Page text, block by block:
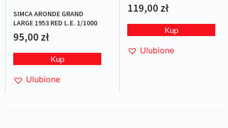
SIMCA ARONDE GRAND
LARGE 1953 RED L.E. 1/1000
95,00 zł
Kup
Ulubione
119,00 zł
Kup
Ulubione